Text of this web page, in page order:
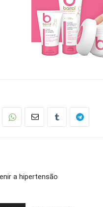
a hipertensão